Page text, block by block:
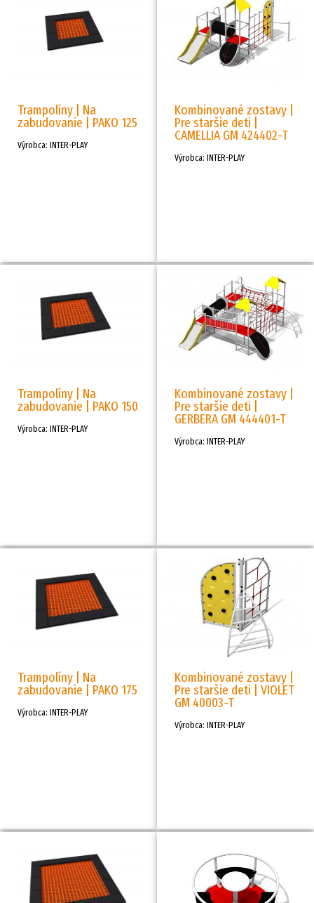
Trampolíny | Na
zabudovanie | PAKO 125
Výrobca: INTER-PLAY
Kombinované zostavy |
Pre staršie deti |
CAMELLIA GM 424402-T
Výrobca: INTER-PLAY
Trampolíny | Na
zabudovanie | PAKO 150
Výrobca: INTER-PLAY
Kombinované zostavy |
Pre staršie deti |
GERBERA GM 444401-T
Výrobca: INTER-PLAY
Trampolíny | Na
zabudovanie | PAKO 175
Výrobca: INTER-PLAY
Kombinované zostavy |
Pre staršie deti | VIOLET
GM 40003-T
Výrobca: INTER-PLAY